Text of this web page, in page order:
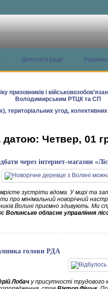
Депутати ради
призовників і
Володимирським РТЦК та СП
територіальних угод,
датою: Четвер, 01
через інтернет-магазин
зустріти вдома. У мирі та
про мінімальний новорічний
Волині приємно здивують. Ми
Волинське обласне управління
голови РДА
Лобач у присутності трудового